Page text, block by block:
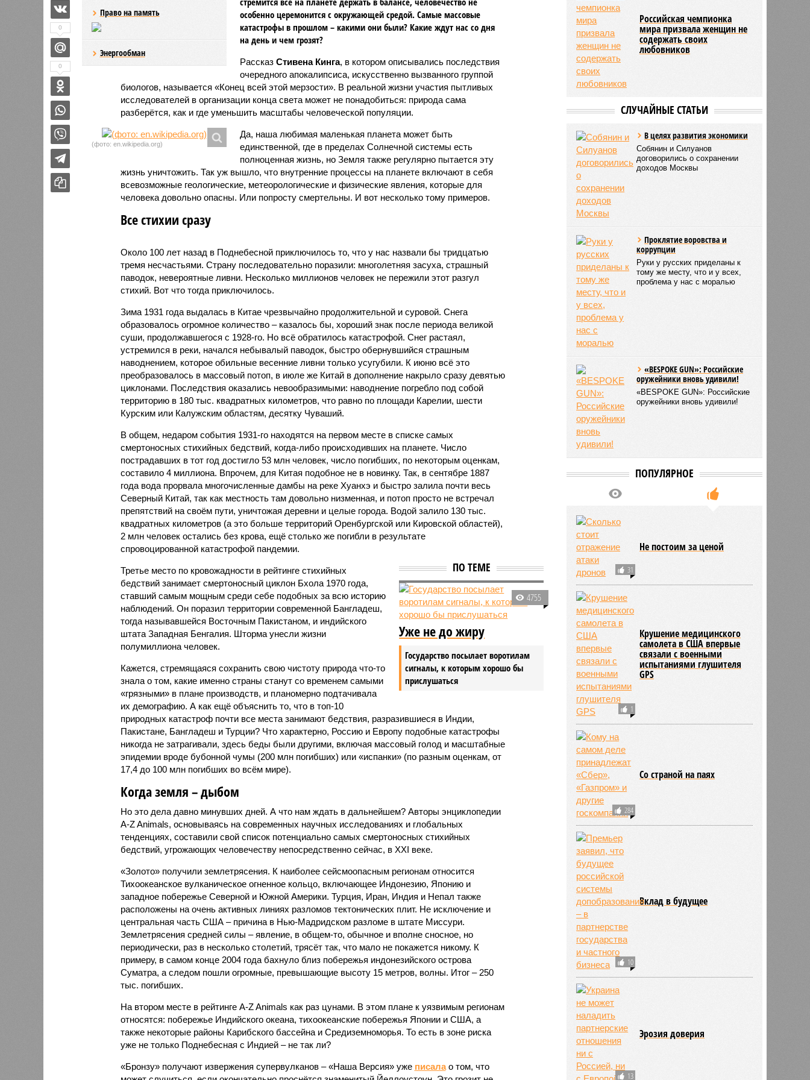
Право на память
Энергообман
особенно церемонится с окружающей средой. Самые массовые
катастрофы в прошлом – какими они были? Какие ждут нас со дня
на день и чем грозят?
Рассказ Стивена Кинга, в котором описывались последствия
очередного апокалипсиса, искусственно вызванного группой
биологов, называется «Конец всей этой мерзости». В реальной жизни участия пытливых
исследователей в организации конца света может не понадобиться: природа сама
разберётся, как и где уменьшить масштабы человеческой популяции.
(фото: en.wikipedia.org)
Да, наша любимая маленькая планета может быть
единственной, где в пределах Солнечной системы есть
полноценная жизнь, но Земля также регулярно пытается эту
жизнь уничтожить. Так уж вышло, что внутренние процессы на планете включают в себя
всевозможные геологические, метеорологические и физические явления, которые для
человека довольно опасны. Или попросту смертельны. И вот несколько тому примеров.
Все стихии сразу
Около 100 лет назад в Поднебесной приключилось то, что у нас назвали бы тридцатью
тремя несчастьями. Страну последовательно поразили: многолетняя засуха, страшный
паводок, невероятные ливни. Несколько миллионов человек не пережили этот разгул
стихий. Вот что тогда приключилось.
Зима 1931 года выдалась в Китае чрезвычайно продолжительной и суровой. Снега
образовалось огромное количество – казалось бы, хороший знак после периода великой
суши, продолжавшегося с 1928-го. Но всё обратилось катастрофой. Снег растаял,
устремился в реки, начался небывалый паводок, быстро обернувшийся страшным
наводнением, которое обильные весенние ливни только усугубили. К июню всё это
преобразовалось в массовый потоп, в июле же Китай в дополнение накрыло сразу девятью
циклонами. Последствия оказались невообразимыми: наводнение погребло под собой
территорию в 180 тыс. квадратных километров, что равно по площади Карелии, шести
Курским или Калужским областям, десятку Чуваший.
В общем, недаром события 1931-го находятся на первом месте в списке самых
смертоносных стихийных бедствий, когда-либо происходивших на планете. Число
пострадавших в тот год достигло 53 млн человек, число погибших, по некоторым оценкам,
составило 4 миллиона. Впрочем, для Китая подобное не в новинку. Так, в сентябре 1887
года вода прорвала многочисленные дамбы на реке Хуанхэ и быстро залила почти весь
Северный Китай, так как местность там довольно низменная, и потоп просто не встречал
препятствий на своём пути, уничтожая деревни и целые города. Водой залило 130 тыс.
квадратных километров (а это больше территорий Оренбургской или Кировской областей),
2 млн человек остались без крова, ещё столько же погибли в результате
спровоцированной катастрофой пандемии.
ПО ТЕМЕ
4755
Уже не до жиру
Государство посылает воротилам
сигналы, к которым хорошо бы
прислушаться
Третье место по кровожадности в рейтинге стихийных
бедствий занимает смертоносный циклон Бхола 1970 года,
ставший самым мощным среди себе подобных за всю историю
наблюдений. Он поразил территории современной Бангладеш,
тогда называвшейся Восточным Пакистаном, и индийского
штата Западная Бенгалия. Шторма унесли жизни
полумиллиона человек.
Кажется, стремящаяся сохранить свою чистоту природа что-то
знала о том, какие именно страны станут со временем самыми
«грязными» в плане производств, и планомерно подтачивала
их демографию. А как ещё объяснить то, что в топ-10
природных катастроф почти все места занимают бедствия, разразившиеся в Индии,
Пакистане, Бангладеш и Турции? Что характерно, Россию и Европу подобные катастрофы
никогда не затрагивали, здесь беды были другими, включая массовый голод и масштабные
эпидемии вроде бубонной чумы (200 млн погибших) или «испанки» (по разным оценкам, от
17,4 до 100 млн погибших во всём мире).
Когда земля – дыбом
Но это дела давно минувших дней. А что нам ждать в дальнейшем? Авторы энциклопедии
A-Z Animals, основываясь на современных научных исследованиях и глобальных
тенденциях, составили свой список потенциально самых смертоносных стихийных
бедствий, угрожающих человечеству непосредственно сейчас, в XXI веке.
«Золото» получили землетрясения. К наиболее сейсмоопасным регионам относится
Тихоокеанское вулканическое огненное кольцо, включающее Индонезию, Японию и
западное побережье Северной и Южной Америки. Турция, Иран, Индия и Непал также
расположены на очень активных линиях разломов тектонических плит. Не исключение и
центральная часть США – причина в Нью-Мадридском разломе в штате Миссури.
Землетрясения средней силы – явление, в общем-то, обычное и вполне сносное, но
периодически, раз в несколько столетий, трясёт так, что мало не покажется никому. К
примеру, в самом конце 2004 года бахнуло близ побережья индонезийского острова
Суматра, а следом пошли огромные, превышающие высоту 15 метров, волны. Итог – 250
тыс. погибших.
На втором месте в рейтинге A-Z Animals как раз цунами. В этом плане к уязвимым регионам
относятся: побережье Индийского океана, тихо­океанские побережья Японии и США, а
также некоторые районы Карибского бассейна и Средиземноморья. То есть в зоне риска
уже не только Поднебесная с Индией – не так ли?
«Бронзу» получают извержения супервулканов – «Наша Версия» уже писалао том, что
0
0
Российская чемпионка
мира призвала женщин не
содержать своих
любовников
СЛУЧАЙНЫЕ СТАТЬИ
В целях развития экономики
Собянин и Силуанов
договорились о сохранении
доходов Москвы
Проклятие воровства и
коррупции
Руки у русских приделаны к
тому же месту, что и у всех,
проблема у нас с моралью
«BESPOKE GUN»: Российские
оружейники вновь удивили!
«BESPOKE GUN»: Российские
оружейники вновь удивили!
ПОПУЛЯРНОЕ
31
Не постоим за ценой
1
Крушение медицинского
самолета в США впервые
связали с военными
испытаниями глушителя
GPS
284
Со страной на паях
10
Вклад в будущее
13
Эрозия доверия